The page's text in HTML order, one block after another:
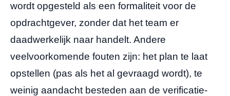
wordt opgesteld als een formaliteit voor de
opdrachtgever, zonder dat het team er
daadwerkelijk naar handelt. Andere
veelvoorkomende fouten zijn: het plan te laat
opstellen (pas als het al gevraagd wordt), te
weinig aandacht besteden aan de verificatie-